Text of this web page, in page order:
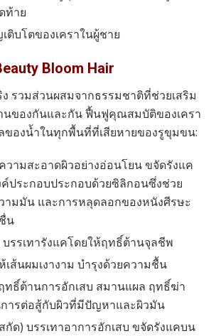
ท้าย
ติบโตของเคราในผู้ชาย
Bloom Hair
รวมส่วนผสมจากธรรมชาติที่ช่วยเสริม
นของกันและกัน ฟื้นฟูคุณสมบัติของเครา
องน้ำในทุกพื้นที่ที่เสียหายของรูขุมขน:
วามสะอาดผิวอย่างอ่อนโยน ขจัดรังแค
ค์ประกอบประกอบด้วยซิลิกอนซึ่งช่วย
มมัน และการหลุดลอกของหนังศีรษะ
น
บรรเทารังแคโดยให้ฤทธิ์ต้านจุลชีพ
ส้นผมเงางาม บำรุงด้วยความชื้น
ธิ์ต้านการอักเสบ สมานแผล ฤทธิ์ฆ่า
การต่อสู้กับผิวที่มีปัญหาและผิวมัน
ด) บรรเทาอาการอักเสบ ขจัดรังแคบน